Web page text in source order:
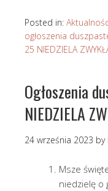
Posted in:
ogłoszenia
25 NIEDZIELA
Ogłoszenia
NIEDZIELA
24 września 2023 by
Msze
niedzielę o